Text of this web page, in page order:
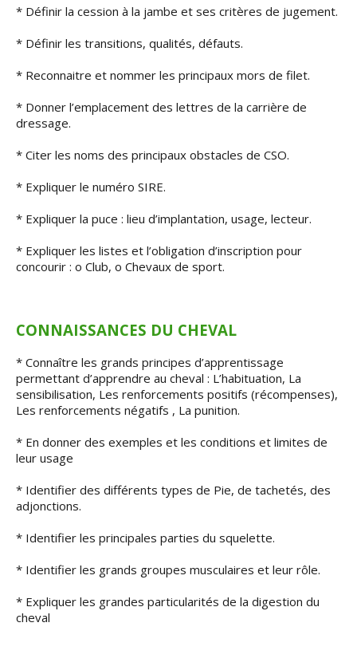
* Définir la cession à la jambe et ses critères de jugement.
* Définir les transitions, qualités, défauts.
* Reconnaitre et nommer les principaux mors de filet.
* Donner l’emplacement des lettres de la carrière de
dressage.
* Citer les noms des principaux obstacles de CSO.
* Expliquer le numéro SIRE.
* Expliquer la puce : lieu d’implantation, usage, lecteur.
* Expliquer les listes et l’obligation d’inscription pour
concourir : o Club, o Chevaux de sport.
CONNAISSANCES DU CHEVAL
* Connaître les grands principes d’apprentissage
permettant d’apprendre au cheval : L’habituation, La
sensibilisation, Les renforcements positifs (récompenses),
Les renforcements négatifs , La punition.
* En donner des exemples et les conditions et limites de
leur usage
* Identifier des différents types de Pie, de tachetés, des
adjonctions.
* Identifier les principales parties du squelette.
* Identifier les grands groupes musculaires et leur rôle.
* Expliquer les grandes particularités de la digestion du
cheval